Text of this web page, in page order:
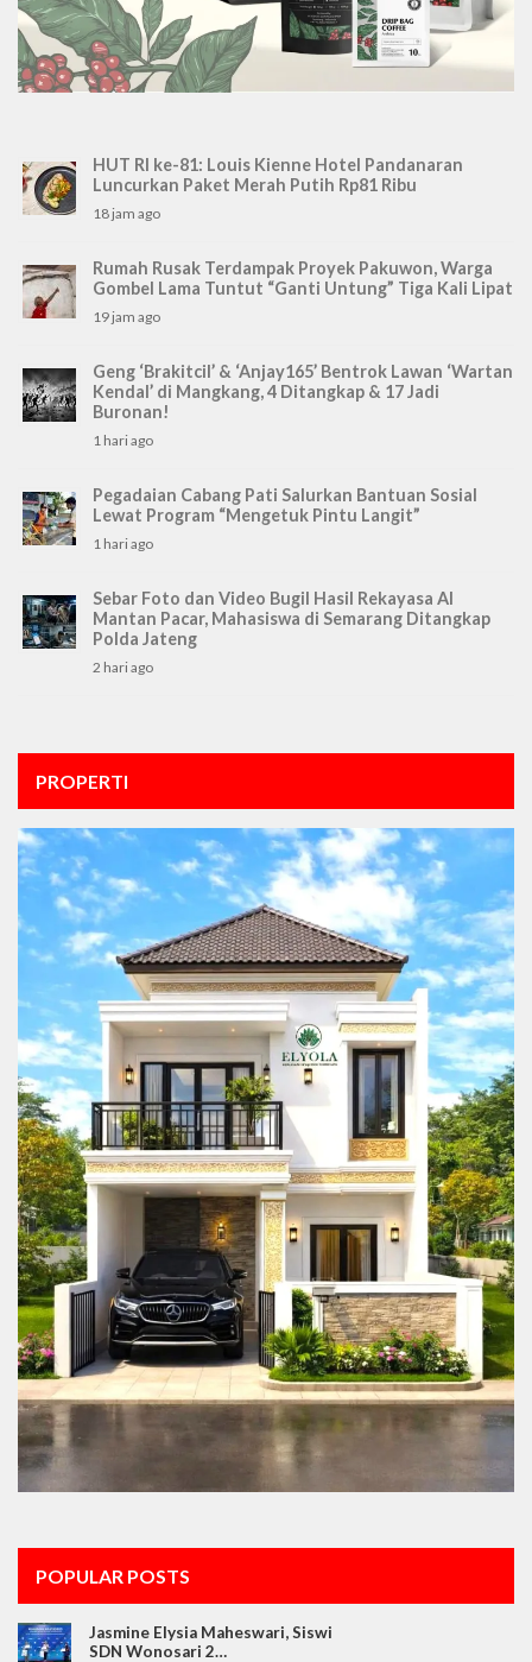
HUT RI ke-81: Louis Kienne Hotel Pandanaran
Luncurkan Paket Merah Putih Rp81 Ribu
18 jam ago
Rumah Rusak Terdampak Proyek Pakuwon, Warga
Gombel Lama Tuntut “Ganti Untung” Tiga Kali Lipat
19 jam ago
Geng ‘Brakitcil’ & ‘Anjay165’ Bentrok Lawan ‘Wartan
Kendal’ di Mangkang, 4 Ditangkap & 17 Jadi
Buronan!
1 hari ago
Pegadaian Cabang Pati Salurkan Bantuan Sosial
Lewat Program “Mengetuk Pintu Langit”
1 hari ago
Sebar Foto dan Video Bugil Hasil Rekayasa AI
Mantan Pacar, Mahasiswa di Semarang Ditangkap
Polda Jateng
2 hari ago
PROPERTI
POPULAR POSTS
Jasmine Elysia Maheswari, Siswi
SDN Wonosari 2…